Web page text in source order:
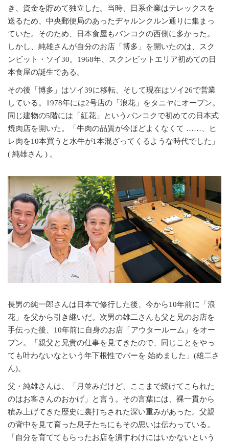
き、資金を貯めて独立した。当時、日系企業はテレックスを
送るため、中央郵便局のあったヂャルンクルン通りに集まっ
ていた。そのため、日本食屋もバンコクの西側に多かった。
しかし、純雄さんが自分のお店「博多」を開いたのは、スク
ンビット・ソイ30。1968年、スクンビットエリア初めての日
本食屋の誕生である。
その後「博多」はソイ39に移転、そして現在はソイ26で営業
している。1978年には2号店の「浪花」をタニヤにオープン。
同じ建物の5階には「紅花」というバンコクで初めての日本式
焼肉店を開いた。「牛肉の品質が今ほどよくなくて ……、ヒ
レ肉を10本買うと水牛が1本混ざってくるような時代でした」
( 純雄さん ) 。
長男の純一郎さんは日本で修行した後、今から10年前に「浪
花」を父から引き継いだ。次男の雄二さんも父と兄のお店を
手伝った後、10年前に自身のお店「アウタールーム」をオー
プン。「親父と兄貴の仕事を見てきたので、同じことをやっ
ても叶わないなという年下根性でバーを 始めました」(雄二さ
ん)。
父・純雄さんは、「月並みだけど、ここまで続けてこられた
のはお客さんのおかげ」と言う。その言葉には、裸一貫から
積み上げてきた歴史に裏打ちされた深い重みがあった。父親
の背中を見て育った息子たちにもその思いは伝わっている。
「自分を育ててもらったお店を潰すわけにはいかないという